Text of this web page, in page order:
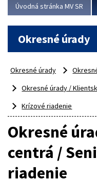
Viac
Úvodná stránka MV SR
Okresné úrady
Okresné úrady
Okresné úrady /
Krízové riadenie
Okresné
centrá /
riadenie